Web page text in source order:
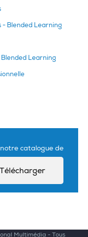
- Blended Learning
Blended Learning
catalogue de
Télécharger
Multimédia - Tous